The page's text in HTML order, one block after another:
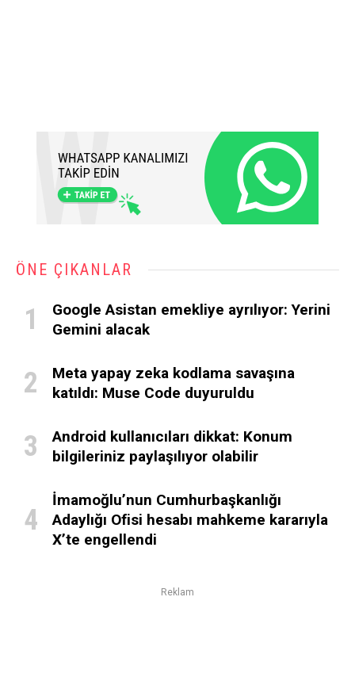
ÖNE ÇIKANLAR
Google Asistan emekliye ayrılıyor: Yerini
Gemini alacak
Meta yapay zeka kodlama savaşına
katıldı: Muse Code duyuruldu
Android kullanıcıları dikkat: Konum
bilgileriniz paylaşılıyor olabilir
İmamoğlu’nun Cumhurbaşkanlığı
Adaylığı Ofisi hesabı mahkeme kararıyla
X’te engellendi
Reklam